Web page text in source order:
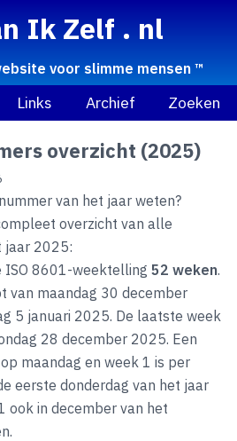
Ik Zelf . nl
voor slimme mensen ™
Links Archief Zoeken
overzicht (2025)
van het jaar weten?
overzicht van alle
jaar 2025:
8601-weektelling 52 weken.
van maandag 30 december
5 januari 2025. De laatste week
28 december 2025. Een
maandag en week 1 is per
eerste donderdag van het jaar
ook in december van het